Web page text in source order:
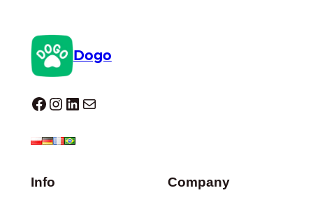
Dogo
Dogo facebook InstagramLinkedIn Correo electrónico
Info Company